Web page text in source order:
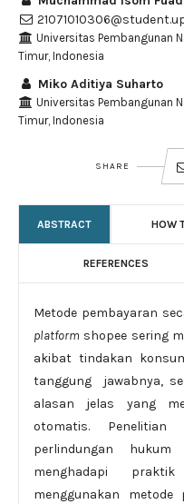
Universitas Pembangunan
Timur, Indonesia
Miko Aditiya Suharto
Universitas Pembangunan
Timur, Indonesia
SHARE
ABSTRACT HOW
REFERENCES
Metode pembayaran
platform shopee sering
akibat tindakan
tanggung jawabnya,
alasan jelas yang
otomatis. Penelitian
perlindungan
menghadapi
menggunakan